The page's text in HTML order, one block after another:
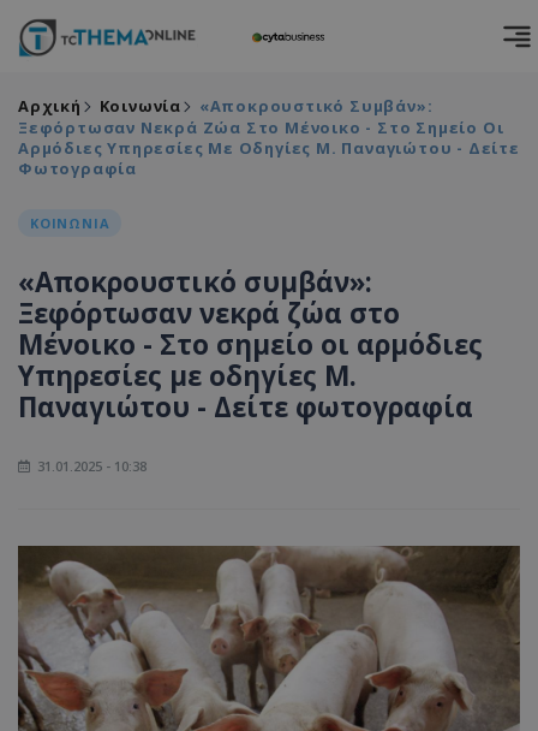
Αρχική Κοινωνία
«Αποκρουστικό Συμβάν»:
Ξεφόρτωσαν Νεκρά Ζώα Στο Μένοικο - Στο Σημείο Οι
Αρμόδιες Υπηρεσίες Με Οδηγίες Μ. Παναγιώτου - Δείτε
Φωτογραφία
ΚΟΙΝΩΝΙΑ
«Αποκρουστικό συμβάν»:
Ξεφόρτωσαν νεκρά ζώα στο
Μένοικο - Στο σημείο οι αρμόδιες
Υπηρεσίες με οδηγίες Μ.
Παναγιώτου - Δείτε φωτογραφία
31.01.2025 - 10:38